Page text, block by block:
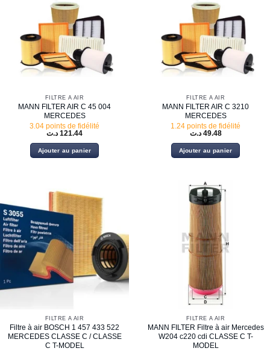
FILTRE À AIR
MANN FILTER AIR C 45 004
MERCEDES
3.04 points de fidélité
121.44 د.ت
Ajouter au panier
FILTRE À AIR
MANN FILTER AIR C 3210
MERCEDES
1.24 points de fidélité
49.48 د.ت
Ajouter au panier
FILTRE À AIR
Filtre à air BOSCH 1 457 433 522
MERCEDES CLASSE C / CLASSE
C T-MODEL
FILTRE À AIR
MANN FILTER Filtre à air Mercedes
W204 c220 cdi CLASSE C T-
MODEL